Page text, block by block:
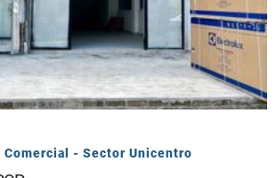
Comercial - Sector Unicentro